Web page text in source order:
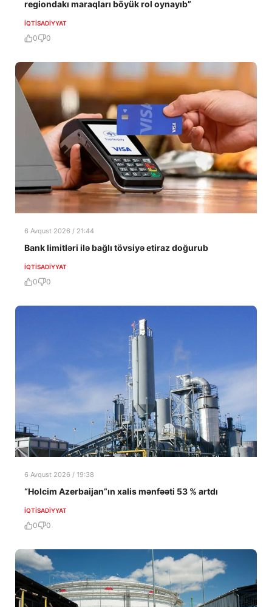
regiondakı maraqları böyük rol oynayıb”
İQTISADIYYAT
0 0
6 Avqust 2026 / 21:44
Bank limitləri ilə bağlı tövsiyə etiraz doğurub
İQTISADIYYAT
0 0
6 Avqust 2026 / 19:38
“Holcim Azerbaijan”ın xalis mənfəəti 53 % artdı
İQTISADIYYAT
0 0